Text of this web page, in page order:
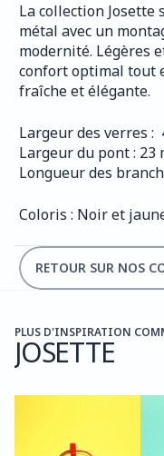
La collection
métal avec un
modernité. Légères
confort optimal tout
fraîche et élégante.
Largeur des verres :
Largeur du pont : 23
Longueur des
Coloris : Noir et
RETOUR SUR NOS
PLUS D'INSPIRATION
JOSETTE